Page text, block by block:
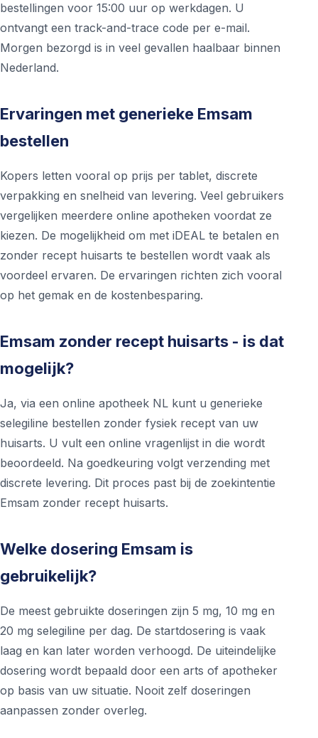
bestellingen voor 15:00 uur op werkdagen. U
ontvangt een track-and-trace code per e-mail.
Morgen bezorgd is in veel gevallen haalbaar binnen
Nederland.
Ervaringen met generieke Emsam
bestellen
Kopers letten vooral op prijs per tablet, discrete
verpakking en snelheid van levering. Veel gebruikers
vergelijken meerdere online apotheken voordat ze
kiezen. De mogelijkheid om met iDEAL te betalen en
zonder recept huisarts te bestellen wordt vaak als
voordeel ervaren. De ervaringen richten zich vooral
op het gemak en de kostenbesparing.
Emsam zonder recept huisarts - is dat
mogelijk?
Ja, via een online apotheek NL kunt u generieke
selegiline bestellen zonder fysiek recept van uw
huisarts. U vult een online vragenlijst in die wordt
beoordeeld. Na goedkeuring volgt verzending met
discrete levering. Dit proces past bij de zoekintentie
Emsam zonder recept huisarts.
Welke dosering Emsam is
gebruikelijk?
De meest gebruikte doseringen zijn 5 mg, 10 mg en
20 mg selegiline per dag. De startdosering is vaak
laag en kan later worden verhoogd. De uiteindelijke
dosering wordt bepaald door een arts of apotheker
op basis van uw situatie. Nooit zelf doseringen
aanpassen zonder overleg.